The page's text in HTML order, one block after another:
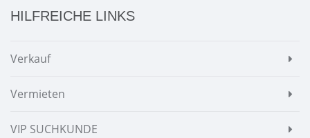
HILFREICHE LINKS
Verkauf
Vermieten
VIP SUCHKUNDE